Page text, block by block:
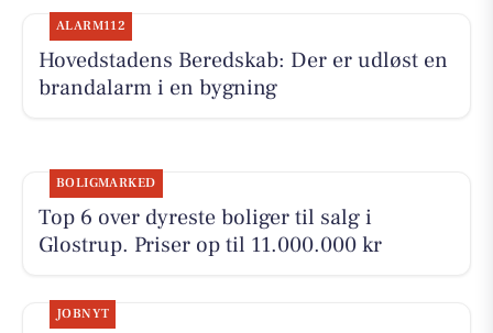
ALARM112
Hovedstadens Beredskab: Der er udløst en
brandalarm i en bygning
BOLIGMARKED
Top 6 over dyreste boliger til salg i
Glostrup. Priser op til 11.000.000 kr
JOBNYT